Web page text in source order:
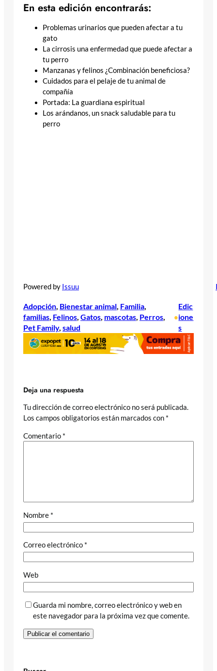
En esta edición encontrarás:
Problemas urinarios que pueden afectar a tu
gato
La cirrosis una enfermedad que puede afectar a
tu perro
Manzanas y felinos ¿Combinación beneficiosa?
Cuidados para el pelaje de tu animal de
compañía
Portada: La guardiana espiritual
Los arándanos, un snack saludable para tu
perro
Powered by Issuu
Adopción Bienestar animal Familia
familias Felinos Gatos mascotas Perros
Pet Family, salud
•
Edic
ione
s
Deja una respuesta
Tu dirección de correo electrónico no será publicada.
Los campos obligatorios están marcados con *
Comentario *
Nombre *
Correo electrónico *
Web
Guarda mi nombre, correo electrónico y web en
este navegador para la próxima vez que comente.